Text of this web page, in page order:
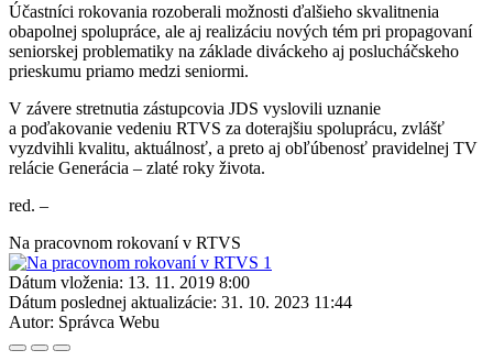
Účastníci rokovania rozoberali možnosti ďalšieho skvalitnenia
obapolnej spolupráce, ale aj realizáciu nových tém pri propagovaní
seniorskej problematiky na základe diváckeho aj poslucháčskeho
prieskumu priamo medzi seniormi.
V závere stretnutia zástupcovia JDS vyslovili uznanie
a poďakovanie vedeniu RTVS za doterajšiu spoluprácu, zvlášť
vyzdvihli kvalitu, aktuálnosť, a preto aj obľúbenosť pravidelnej TV
relácie Generácia – zlaté roky života.
red. –
Na pracovnom rokovaní v RTVS
Dátum vloženia: 13. 11. 2019 8:00
Dátum poslednej aktualizácie: 31. 10. 2023 11:44
Autor: Správca Webu